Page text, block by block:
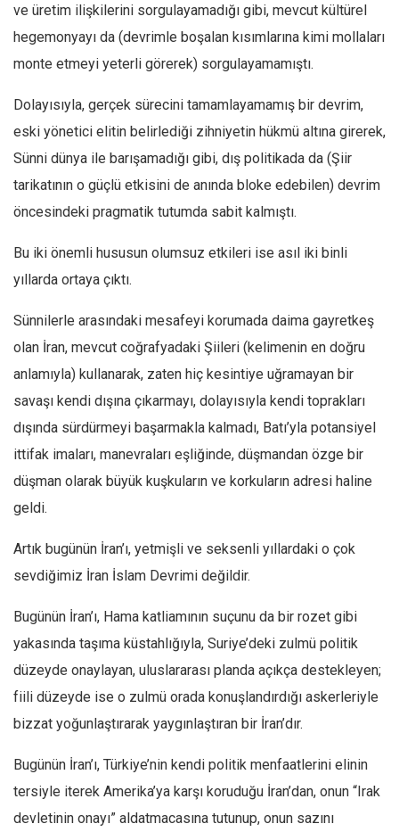
İslam Dünyası
Amerika
Avustralya
Tarih
Düşünce
Dosyalar
ve üretim ilişkilerini sorgulayamadığı gibi, mevcut kültürel
hegemonyayı da (devrimle boşalan kısımlarına kimi mollaları
monte etmeyi yeterli görerek) sorgulayamamıştı.
Dolayısıyla, gerçek sürecini tamamlayamamış bir devrim,
eski yönetici elitin belirlediği zihniyetin hükmü altına girerek,
Sünni dünya ile barışamadığı gibi, dış politikada da (Şiir
tarikatının o güçlü etkisini de anında bloke edebilen) devrim
öncesindeki pragmatik tutumda sabit kalmıştı.
Bu iki önemli hususun olumsuz etkileri ise asıl iki binli
yıllarda ortaya çıktı.
Sünnilerle arasındaki mesafeyi korumada daima gayretkeş
olan İran, mevcut coğrafyadaki Şiileri (kelimenin en doğru
anlamıyla) kullanarak, zaten hiç kesintiye uğramayan bir
savaşı kendi dışına çıkarmayı, dolayısıyla kendi toprakları
dışında sürdürmeyi başarmakla kalmadı, Batı’yla potansiyel
ittifak imaları, manevraları eşliğinde, düşmandan özge bir
düşman olarak büyük kuşkuların ve korkuların adresi haline
geldi.
Artık bugünün İran’ı, yetmişli ve seksenli yıllardaki o çok
sevdiğimiz İran İslam Devrimi değildir.
Bugünün İran’ı, Hama katliamının suçunu da bir rozet gibi
yakasında taşıma küstahlığıyla, Suriye’deki zulmü politik
düzeyde onaylayan, uluslararası planda açıkça destekleyen;
fiili düzeyde ise o zulmü orada konuşlandırdığı askerleriyle
bizzat yoğunlaştırarak yaygınlaştıran bir İran’dır.
Bugünün İran’ı, Türkiye’nin kendi politik menfaatlerini elinin
tersiyle iterek Amerika’ya karşı koruduğu İran’dan, onun “Irak
devletinin onayı” aldatmacasına tutunup, onun sazını